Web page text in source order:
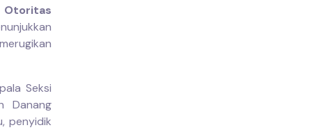
Otoritas
Seksi
Danang
penyidik